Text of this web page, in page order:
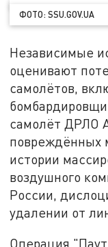
ФОТО: SSU.GOV.UA
Независимые
оценивают
самолётов,
самолёт ДРЛО
повреждённых
истории
воздушного
России,
удалении от
Операция